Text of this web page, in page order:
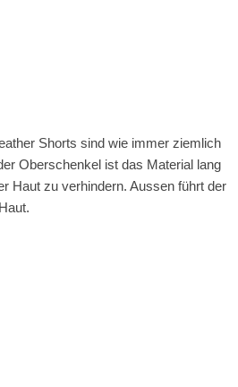
Shorts sind wie immer ziemlich
Oberschenkel ist das Material lang
Haut zu verhindern. Aussen führt der